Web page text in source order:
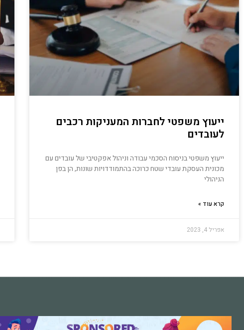
ייעוץ משפטי לחברות המעניקות רכבים
לעובדים
ייעוץ משפטי בניסוח הסכמי עבודה וניהול אפקטיבי של עובדים עם
מכונית העסקת עובדי שטח כרוכה בהתמודדויות שונות, הן בפן
הניהולי
קרא עוד »
אפריל 4, 2023